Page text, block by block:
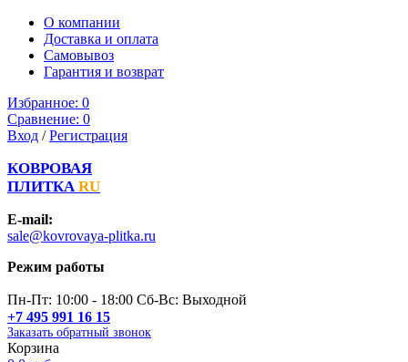
О компании
Доставка и оплата
Самовывоз
Гарантия и возврат
Избранное: 0
Сравнение: 0
Вход /Регистрация
КОВРОВАЯ
ПЛИТКА RU
E-mail:
sale@kovrovaya-plitka.ru
Режим работы
Пн-Пт: 10:00 - 18:00 Сб-Вс: Выходной
+7 495 991 16 15
Заказать обратный звонок
Корзина